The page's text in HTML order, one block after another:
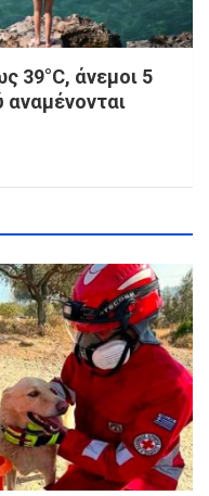
39°C, άνεμοι 5